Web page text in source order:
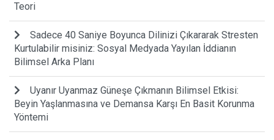
Teori
Sadece 40 Saniye Boyunca Dilinizi Çıkararak Stresten
Kurtulabilir misiniz: Sosyal Medyada Yayılan İddianın
Bilimsel Arka Planı
Uyanır Uyanmaz Güneşe Çıkmanın Bilimsel Etkisi:
Beyin Yaşlanmasına ve Demansa Karşı En Basit Korunma
Yöntemi